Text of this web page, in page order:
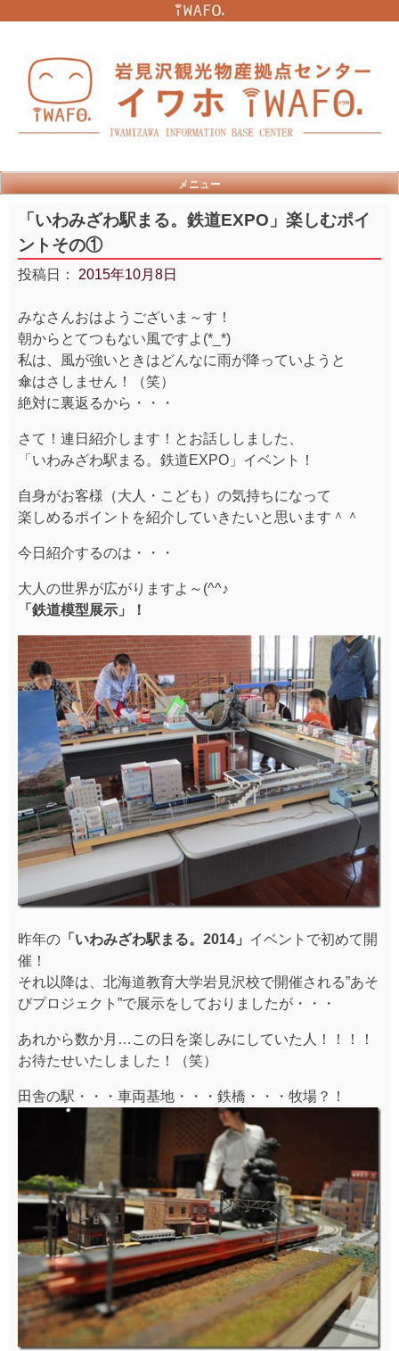
メニュー
「いわみざわ駅まる。鉄道EXPO」楽しむポイ
ントその①
投稿日： 2015年10月8日
みなさんおはようございま～す！
朝からとてつもない風ですよ(*_*)
私は、風が強いときはどんなに雨が降っていようと
傘はさしません！（笑）
絶対に裏返るから・・・
さて！連日紹介します！とお話ししました、
「いわみざわ駅まる。鉄道EXPO」イベント！
自身がお客様（大人・こども）の気持ちになって
楽しめるポイントを紹介していきたいと思います＾＾
今日紹介するのは・・・
大人の世界が広がりますよ～(^^♪
「鉄道模型展示」！
昨年の 「いわみざわ駅まる。2014」 イベントで初めて開
催！
それ以降は、北海道教育大学岩見沢校で開催される”あそ
びプロジェクト”で展示をしておりましたが・・・
あれから数か月…この日を楽しみにしていた人！！！！
お待たせいたしました！（笑）
田舎の駅・・・車両基地・・・鉄橋・・・牧場？！